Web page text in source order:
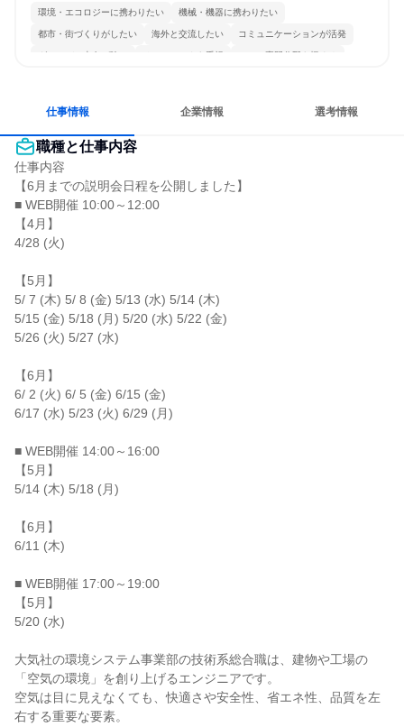
環境・エコロジーに携わりたい 機械・機器に携わりたい
都市・街づくりがしたい 海外と交流したい コミュニケーションが活発
グローバル志向が強い チームワークを重視 一つの専門分野を極める
仕事情報 企業情報 選考情報
職種と仕事内容
仕事内容
【6月までの説明会日程を公開しました】
■ WEB開催 10:00～12:00
【4月】
4/28 (火)
【5月】
5/ 7 (木) 5/ 8 (金) 5/13 (水) 5/14 (木)
5/15 (金) 5/18 (月) 5/20 (水) 5/22 (金)
5/26 (火) 5/27 (水)
【6月】
6/ 2 (火) 6/ 5 (金) 6/15 (金)
6/17 (水) 5/23 (火) 6/29 (月)
■ WEB開催 14:00～16:00
【5月】
5/14 (木) 5/18 (月)
【6月】
6/11 (木)
■ WEB開催 17:00～19:00
【5月】
5/20 (水)
大気社の環境システム事業部の技術系総合職は、建物や工場の
「空気の環境」を創り上げるエンジニアです。
空気は目に見えなくても、快適さや安全性、省エネ性、品質を左
右する重要な要素。